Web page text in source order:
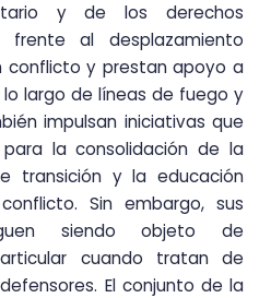
y de los derechos
frente al desplazamiento
conflicto y prestan apoyo a
largo de líneas de fuego y
impulsan iniciativas que
la consolidación de la
transición y la educación
Sin embargo, sus
siendo objeto de
cuando tratan de
El conjunto de la